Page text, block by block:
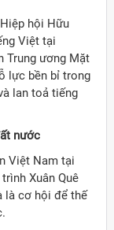
hội Hữu
Việt tại
Trung ương Mặt
lực bền bỉ trong
lan toả tiếng
nước
Việt Nam tại
Xuân Quê
là cơ hội để thế